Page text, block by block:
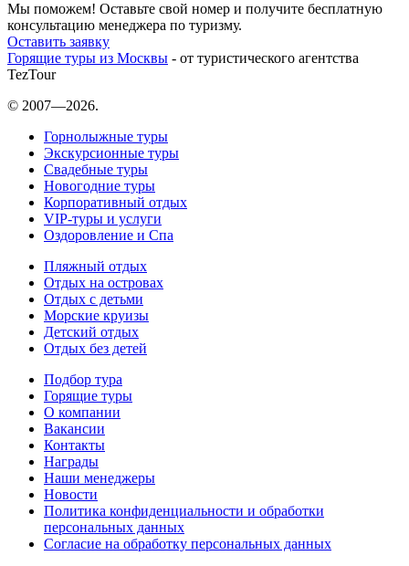
Мы поможем! Оставьте свой номер и получите бесплатную
консультацию менеджера по туризму.
Оставить заявку
Горящие туры из Москвы - от туристического агентства
TezTour
© 2007—2026.
Горнолыжные туры
Экскурсионные туры
Свадебные туры
Новогодние туры
Корпоративный отдых
VIP-туры и услуги
Оздоровление и Спа
Пляжный отдых
Отдых на островах
Отдых с детьми
Морские круизы
Детский отдых
Отдых без детей
Подбор тура
Горящие туры
О компании
Вакансии
Контакты
Награды
Наши менеджеры
Новости
Политика конфиденциальности и обработки
персональных данных
Согласие на обработку персональных данных